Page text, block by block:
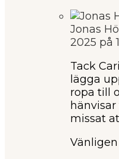
Jonas
2025 på
Tack
lägga
ropa till
missat